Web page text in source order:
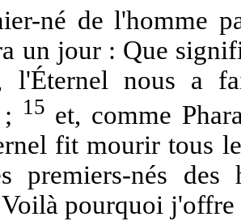
né de l'homme
un jour : Que
l'Éternel nous a
15 et, comme
fit mourir tous
premiers-nés des
pourquoi